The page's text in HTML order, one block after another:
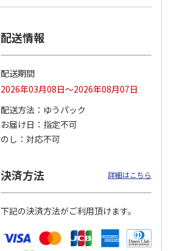
ペット線香 虹のか
なた フルーティフ
ローラルの香り
590円
(送料別・税込) (送料別・税込)
配送情報
配送期間
2026年03月08日～2026年08月07日
配送方法
ゆうパック
お届け日
指定不可
のし
対応不可
決済方法 詳細はこちら
下記の決済方法がご利用頂けます。